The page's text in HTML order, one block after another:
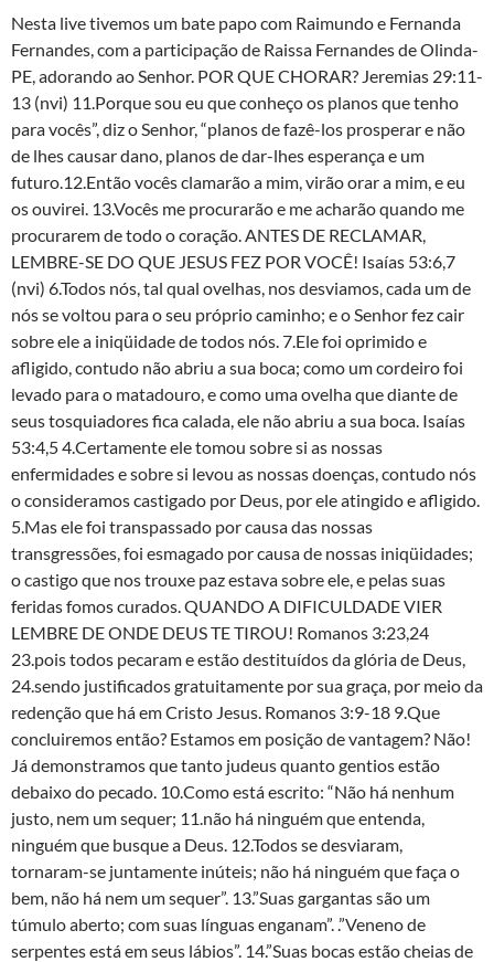
Nesta live tivemos um bate papo com Raimundo e Fernanda
Fernandes, com a participação de Raissa Fernandes de Olinda-
PE, adorando ao Senhor. POR QUE CHORAR? Jeremias 29:11-
13 (nvi) 11.Porque sou eu que conheço os planos que tenho
para vocês”, diz o Senhor, “planos de fazê-los prosperar e não
de lhes causar dano, planos de dar-lhes esperança e um
futuro.12.Então vocês clamarão a mim, virão orar a mim, e eu
os ouvirei. 13.Vocês me procurarão e me acharão quando me
procurarem de todo o coração. ANTES DE RECLAMAR,
LEMBRE-SE DO QUE JESUS FEZ POR VOCÊ! Isaías 53:6,7
(nvi) 6.Todos nós, tal qual ovelhas, nos desviamos, cada um de
nós se voltou para o seu próprio caminho; e o Senhor fez cair
sobre ele a iniqüidade de todos nós. 7.Ele foi oprimido e
afligido, contudo não abriu a sua boca; como um cordeiro foi
levado para o matadouro, e como uma ovelha que diante de
seus tosquiadores fica calada, ele não abriu a sua boca. Isaías
53:4,5 4.Certamente ele tomou sobre si as nossas
enfermidades e sobre si levou as nossas doenças, contudo nós
o consideramos castigado por Deus, por ele atingido e afligido.
5.Mas ele foi transpassado por causa das nossas
transgressões, foi esmagado por causa de nossas iniqüidades;
o castigo que nos trouxe paz estava sobre ele, e pelas suas
feridas fomos curados. QUANDO A DIFICULDADE VIER
LEMBRE DE ONDE DEUS TE TIROU! Romanos 3:23,24
23.pois todos pecaram e estão destituídos da glória de Deus,
24.sendo justificados gratuitamente por sua graça, por meio da
redenção que há em Cristo Jesus. Romanos 3:9-18 9.Que
concluiremos então? Estamos em posição de vantagem? Não!
Já demonstramos que tanto judeus quanto gentios estão
debaixo do pecado. 10.Como está escrito: “Não há nenhum
justo, nem um sequer; 11.não há ninguém que entenda,
ninguém que busque a Deus. 12.Todos se desviaram,
tornaram-se juntamente inúteis; não há ninguém que faça o
bem, não há nem um sequer”. 13.”Suas gargantas são um
túmulo aberto; com suas línguas enganam”. .”Veneno de
serpentes está em seus lábios”. 14.”Suas bocas estão cheias de